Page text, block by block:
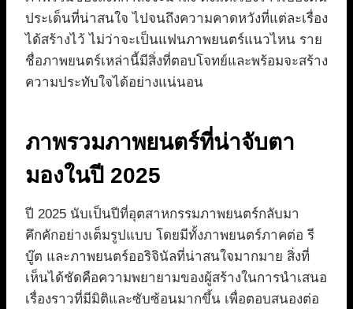
ประเด็นที่น่าสนใจ ไปจนถึงความคาดหวังที่แต่ละเรื่อง
ได้สร้างไว้ ไม่ว่าจะเป็นแฟนภาพยนตร์แนวไหน ราย
ชื่อภาพยนตร์เหล่านี้มีสิ่งที่ตอบโจทย์และพร้อมจะสร้าง
ความประทับใจได้อย่างแน่นอน
ภาพรวมภาพยนตร์ที่น่าจับตา
มองในปี 2025
ปี 2025 นับเป็นปีที่อุตสาหกรรมภาพยนตร์กลับมา
คึกคักอย่างเต็มรูปแบบ โดยมีทั้งภาพยนตร์ภาคต่อ รี
บู๊ต และภาพยนตร์ออริจินัลที่น่าสนใจมากมาย สิ่งที่
เห็นได้ชัดคือความพยายามของผู้สร้างในการนำเสนอ
เรื่องราวที่มีมิติและซับซ้อนมากขึ้น เพื่อตอบสนองต่อ